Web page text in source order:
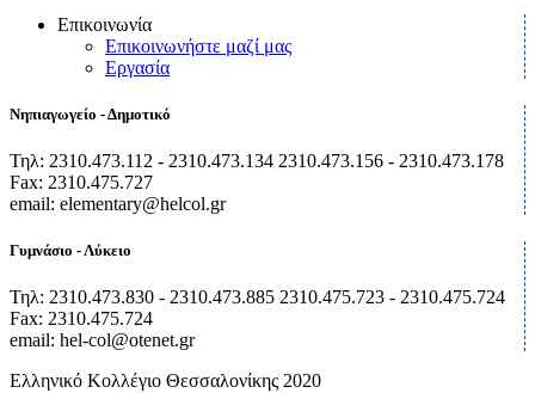
Επικοινωνία
Επικοινωνήστε μαζί μας
Εργασία
Νηπιαγωγείο - Δημοτικό
Τηλ: 2310.473.112 - 2310.473.134 2310.473.156 - 2310.473.178
Fax: 2310.475.727
email: elementary@helcol.gr
Γυμνάσιο - Λύκειο
Τηλ: 2310.473.830 - 2310.473.885 2310.475.723 - 2310.475.724
Fax: 2310.475.724
email: hel-col@otenet.gr
Ελληνικό Κολλέγιο Θεσσαλονίκης 2020